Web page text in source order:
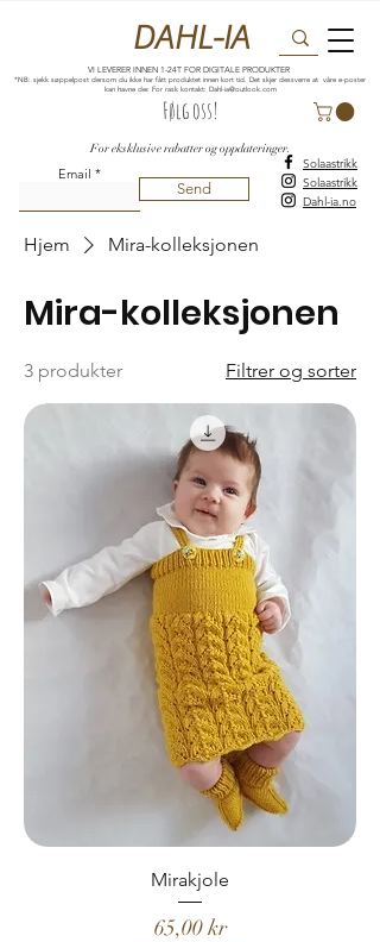
VI LEVERER INNEN 1-24T FOR DIGITALE PRODUKTER
*NB: sjekk søppelpost dersom du ikke har fått produktet innen kort tid. Det skjer dessverre at våre e-poster
kan havne der. For rask kontakt: Dahl-ia@outlook.com
DAHL-IA
For eksklusive rabatter og oppdateringer.
Følg oss!
Email
Send
Solaastrikk
Solaastrikk
Dahl-ia.no
Hjem Mira-kolleksjonen
Mira-kolleksjonen
3 produkter Filtrer og sorter
Mirakjole
Pris
65,00 kr